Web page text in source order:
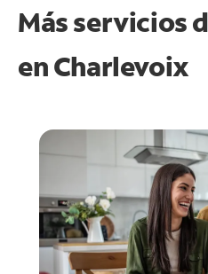
Más servicios
enCharlevoix